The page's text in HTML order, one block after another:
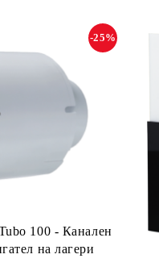
100 - Канален
на лагери
-25%